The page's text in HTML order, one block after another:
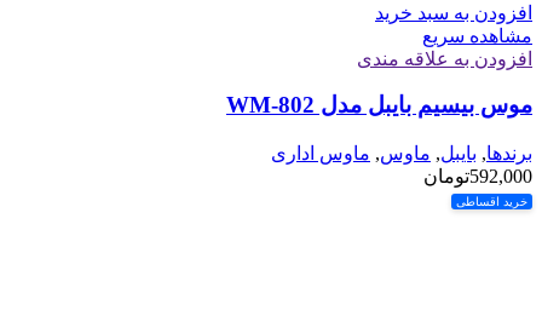
افزودن به سبد خرید
مشاهده سریع
افزودن به علاقه مندی
موس بیسیم بایبل مدل WM-802
برندها, بایبل, ماوس, ماوس اداری
592,000تومان
خرید اقساطی